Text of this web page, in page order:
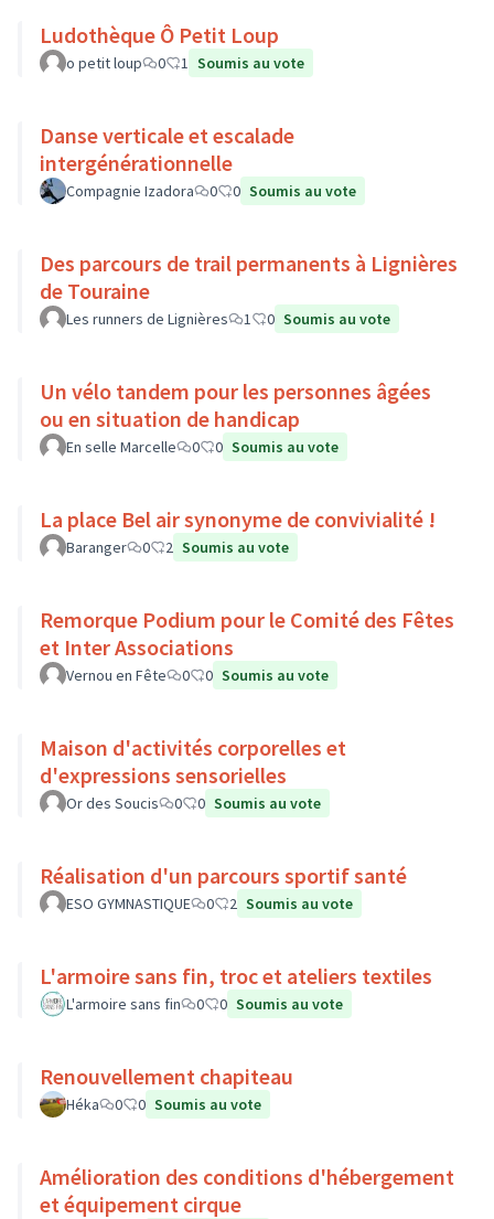
Ludothèque Ô Petit Loup
o petit loup 0 1 Soumis au vote
Danse verticale et escalade
intergénérationnelle
Compagnie Izadora 0 0 Soumis au vote
Des parcours de trail permanents à Lignières
de Touraine
Les runners de Lignières 1 0 Soumis au vote
Un vélo tandem pour les personnes âgées
ou en situation de handicap
En selle Marcelle 0 0 Soumis au vote
La place Bel air synonyme de convivialité !
Baranger 0 2 Soumis au vote
Remorque Podium pour le Comité des Fêtes
et Inter Associations
Vernou en Fête 0 0 Soumis au vote
Maison d'activités corporelles et
d'expressions sensorielles
Or des Soucis 0 0 Soumis au vote
Réalisation d'un parcours sportif santé
ESO GYMNASTIQUE 0 2 Soumis au vote
L'armoire sans fin, troc et ateliers textiles
L'armoire sans fin 0 0 Soumis au vote
Renouvellement chapiteau
Héka 0 0 Soumis au vote
Amélioration des conditions d'hébergement
et équipement cirque